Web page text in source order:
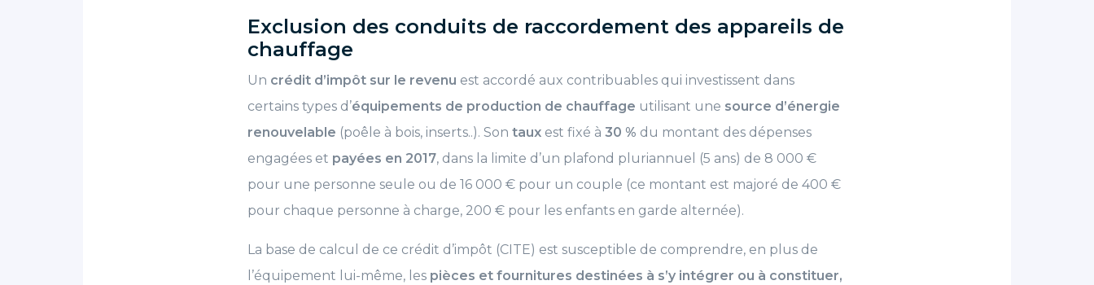
Exclusion des conduits de raccordement des appareils de
chauffage
Un crédit d’impôt sur le revenu est accordé aux contribuables qui investissent dans
certains types d’équipements de production de chauffage utilisant une source d’énergie
renouvelable (poêle à bois, inserts..). Son taux est fixé à 30 % du montant des dépenses
engagées et payées en 2017, dans la limite d’un plafond pluriannuel (5 ans) de 8 000 €
pour une personne seule ou de 16 000 € pour un couple (ce montant est majoré de 400 €
pour chaque personne à charge, 200 € pour les enfants en garde alternée).
La base de calcul de ce crédit d’impôt (CITE) est susceptible de comprendre, en plus de
l’équipement lui-même, les pièces et fournitures destinées à s’y intégrer ou à constituer,